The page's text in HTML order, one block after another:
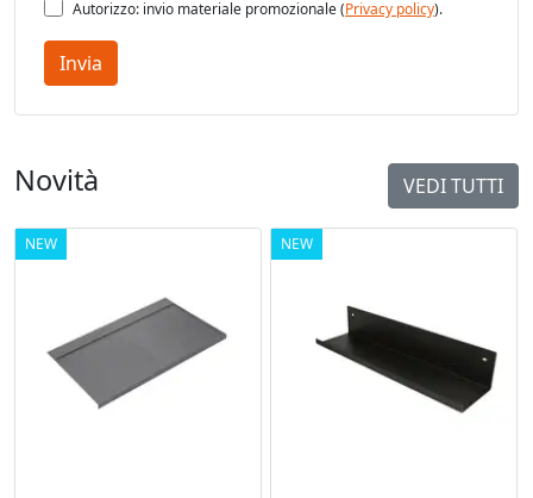
Autorizzo: invio materiale promozionale (Privacy policy).
Invia
Novità VEDI TUTTI
NEW NEW